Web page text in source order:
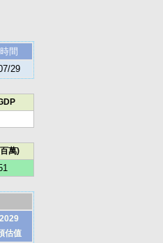
時間
29
萬)
2029
估值